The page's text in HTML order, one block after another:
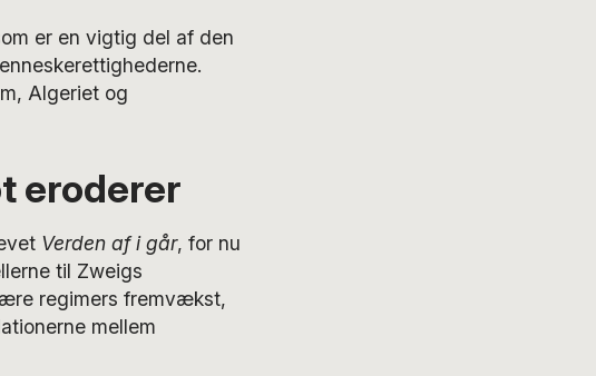
er en vigtig del af den
Algeriet og
eroderer
Verden af i går, for nu
til Zweigs
regimers fremvækst,
mellem